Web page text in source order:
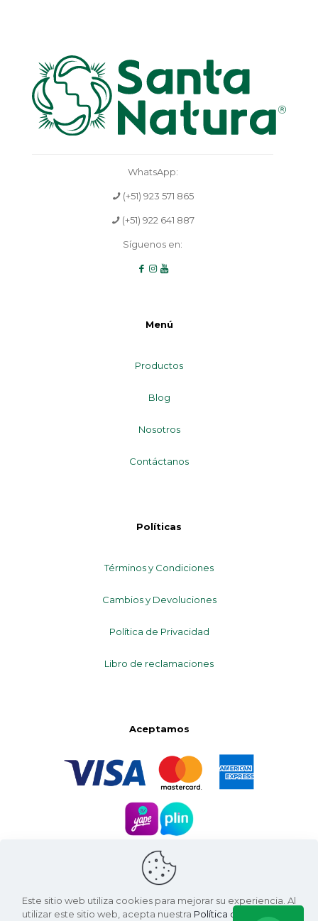
WhatsApp:
(+51) 923 571 865
(+51) 922 641 887
Síguenos en:
Menú
Productos
Blog
Nosotros
Contáctanos
Políticas
Términos y Condiciones
Cambios y Devoluciones
Política de Privacidad
Libro de reclamaciones
Aceptamos
Este sitio web utiliza cookies para mejorar su experiencia. Al
utilizar este sitio web, acepta nuestra Política de Privacidad